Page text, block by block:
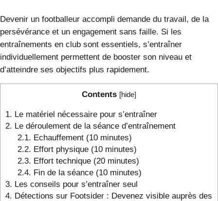
Devenir un footballeur accompli demande du travail, de la
persévérance et un engagement sans faille. Si les
entraînements en club sont essentiels, s’entraîner
individuellement permettent de booster son niveau et
d’atteindre ses objectifs plus rapidement.
Contents [hide]
1. Le matériel nécessaire pour s’entraîner
2. Le déroulement de la séance d’entraînement
2.1. Echauffement (10 minutes)
2.2. Effort physique (10 minutes)
2.3. Effort technique (20 minutes)
2.4. Fin de la séance (10 minutes)
3. Les conseils pour s’entraîner seul
4. Détections sur Footsider : Devenez visible auprès des